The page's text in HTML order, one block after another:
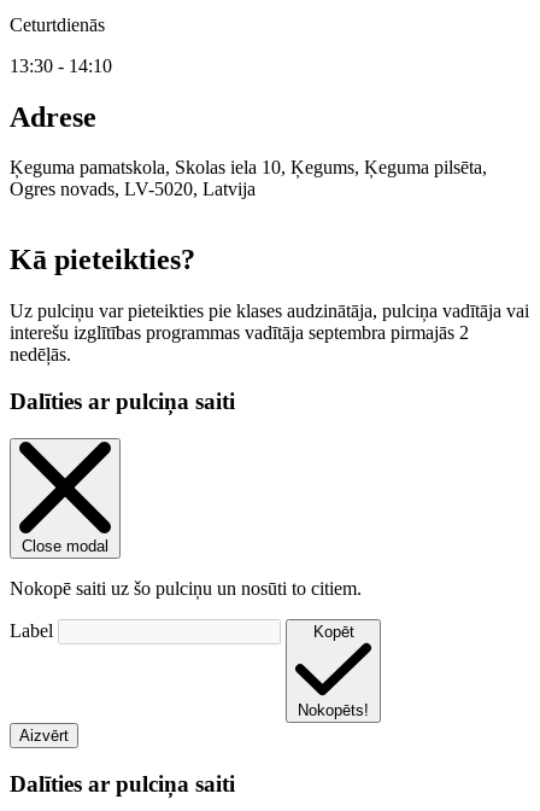
Ceturtdienās
13:30 - 14:10
Adrese
Ķeguma pamatskola, Skolas iela 10, Ķegums, Ķeguma pilsēta,
Ogres novads, LV-5020, Latvija
Kā pieteikties?
Uz pulciņu var pieteikties pie klases audzinātāja, pulciņa vadītāja vai
interešu izglītības programmas vadītāja septembra pirmajās 2
nedēļās.
Dalīties ar pulciņa saiti
Close modal
Nokopē saiti uz šo pulciņu un nosūti to citiem.
Label Kopēt
Nokopēts!
Aizvērt
Dalīties ar pulciņa saiti